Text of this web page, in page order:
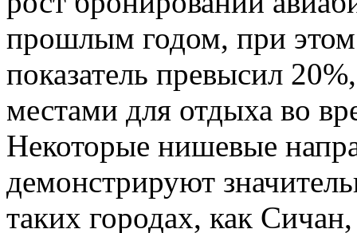
прошлым годом, при
показатель превысил
местами для отдыха во
Некоторые нишевые
демонстрируют
таких городах, как